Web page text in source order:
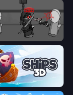
Project Nexus
3D